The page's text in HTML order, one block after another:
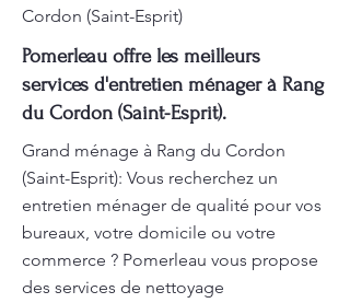
Cordon (Saint-Esprit)
Pomerleau offre les meilleurs
services d'entretien ménager à Rang
du Cordon (Saint-Esprit).
Grand ménage à Rang du Cordon
(Saint-Esprit): Vous recherchez un
entretien ménager de qualité pour vos
bureaux, votre domicile ou votre
commerce ? Pomerleau vous propose
des services de nettoyage